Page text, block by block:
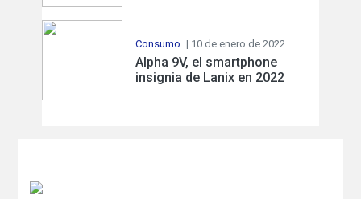
Consumo | 10 de enero de 2022
Alpha 9V, el smartphone
insignia de Lanix en 2022